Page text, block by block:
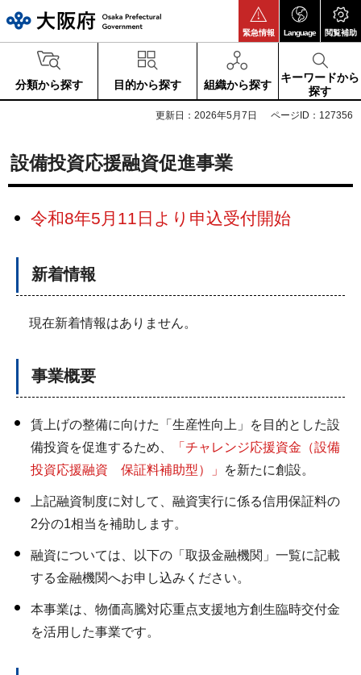
緊急情報 Language 閲覧補助
分類から探す 目的から探す 組織から探す
キーワードから
探す
更新日：2026年5月7日 ページID：127356
設備投資応援融資促進事業
令和8年5月11日より申込受付開始
新着情報
現在新着情報はありません。
事業概要
賃上げの整備に向けた「生産性向上」を目的とした設
備投資を促進するため、
「チャレンジ応援資金（設備
投資応援融資 保証料補助型）」
を新たに創設。
上記融資制度に対して、融資実行に係る信用保証料の
2分の1相当を補助します。
融資については、以下の「取扱金融機関」一覧に記載
する金融機関へお申し込みください。
本事業は、物価高騰対応重点支援地方創生臨時交付金
を活用した事業です。